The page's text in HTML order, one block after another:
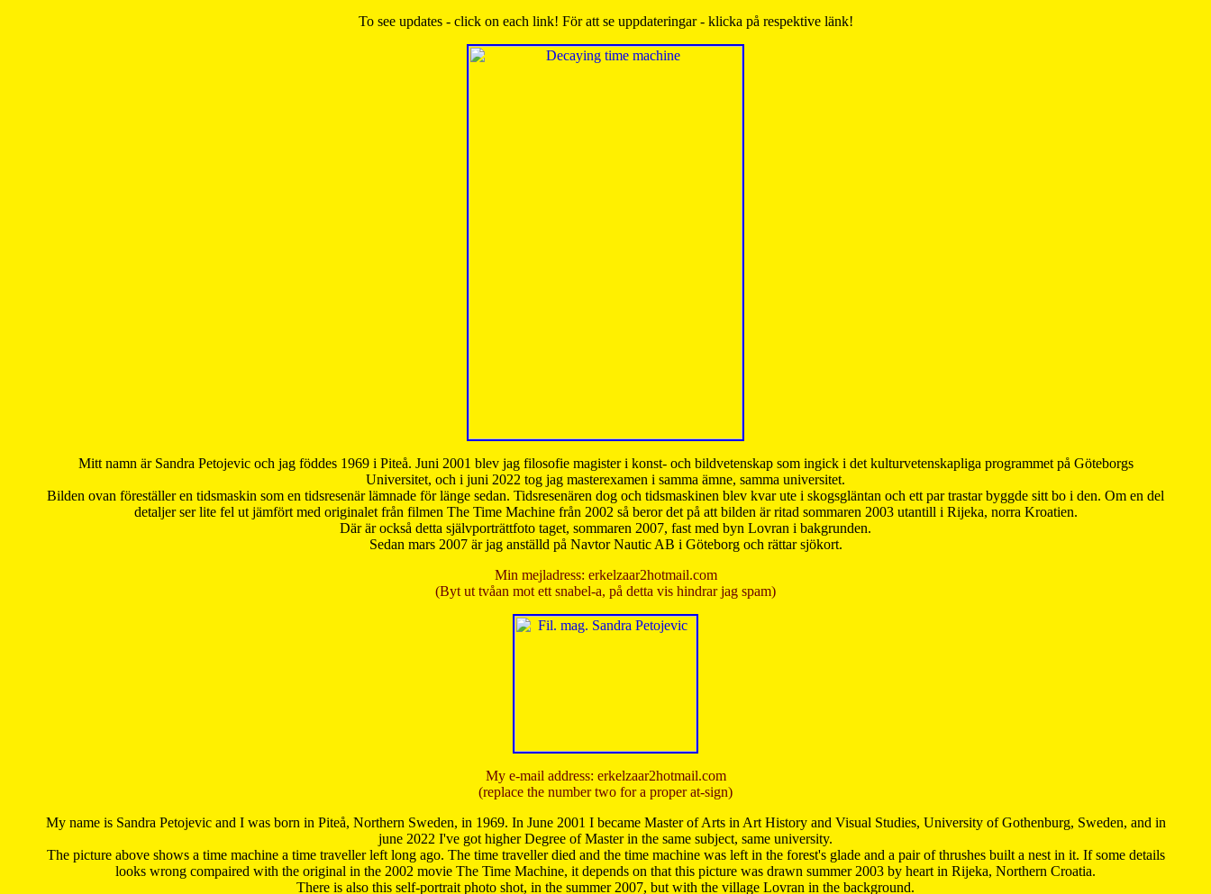
To see updates - click on each link! För att se uppdateringar - klicka på respektive länk!
Mitt namn är Sandra Petojevic och jag föddes 1969 i Piteå. Juni 2001 blev jag filosofie magister i konst- och bildvetenskap som ingick i det kulturvetenskapliga programmet på Göteborgs
Universitet, och i juni 2022 tog jag masterexamen i samma ämne, samma universitet.
Bilden ovan föreställer en tidsmaskin som en tidsresenär lämnade för länge sedan. Tidsresenären dog och tidsmaskinen blev kvar ute i skogsgläntan och ett par trastar byggde sitt bo i den. Om en del
detaljer ser lite fel ut jämfört med originalet från filmen The Time Machine från 2002 så beror det på att bilden är ritad sommaren 2003 utantill i Rijeka, norra Kroatien.
Där är också detta självporträttfoto taget, sommaren 2007, fast med byn Lovran i bakgrunden.
Sedan mars 2007 är jag anställd på Navtor Nautic AB i Göteborg och rättar sjökort.
Min mejladress: erkelzaar2hotmail.com
(Byt ut tvåan mot ett snabel-a, på detta vis hindrar jag spam)
My e-mail address: erkelzaar2hotmail.com
(replace the number two for a proper at-sign)
My name is Sandra Petojevic and I was born in Piteå, Northern Sweden, in 1969. In June 2001 I became Master of Arts in Art History and Visual Studies, University of Gothenburg, Sweden, and in
june 2022 I've got higher Degree of Master in the same subject, same university.
The picture above shows a time machine a time traveller left long ago. The time traveller died and the time machine was left in the forest's glade and a pair of thrushes built a nest in it. If some details
looks wrong compaired with the original in the 2002 movie The Time Machine, it depends on that this picture was drawn summer 2003 by heart in Rijeka, Northern Croatia.
There is also this self-portrait photo shot, in the summer 2007, but with the village Lovran in the background.